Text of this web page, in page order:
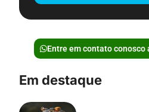
Entre em contato conosco
Em destaque